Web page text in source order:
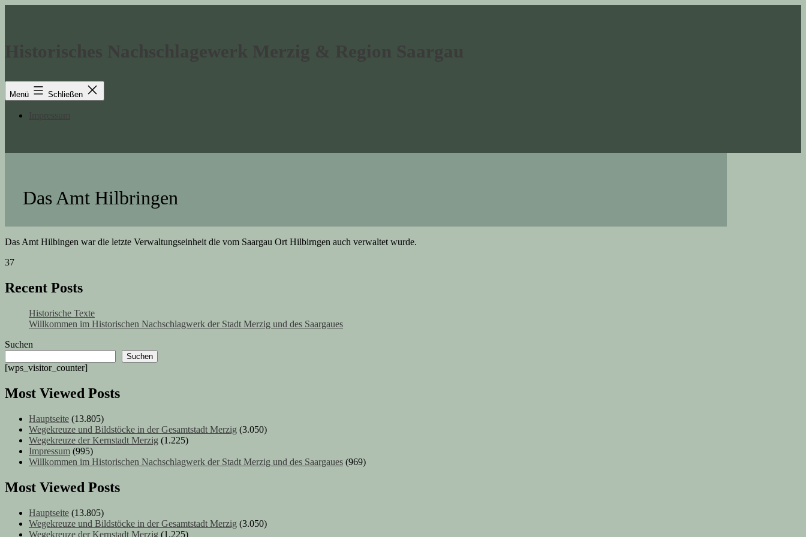
Menü Schließen
Das Amt Hilbringen
Das Amt Hilbingen war die letzte Verwaltungseinheit die vom Saargau Ort Hilbirngen auch verwaltet wurde.
37
Recent Posts
Historische Texte
Willkommen im Historischen Nachschlagwerk der Stadt Merzig und des Saargaues
Suchen
Suchen
[wps_visitor_counter]
Most Viewed Posts
Hauptseite (13.805)
Wegekreuze und Bildstöcke in der Gesamtstadt Merzig (3.050)
Wegekreuze der Kernstadt Merzig (1.225)
Impressum (995)
Willkommen im Historischen Nachschlagwerk der Stadt Merzig und des Saargaues (969)
Most Viewed Posts
Hauptseite (13.805)
Wegekreuze und Bildstöcke in der Gesamtstadt Merzig (3.050)
Wegekreuze der Kernstadt Merzig (1.225)